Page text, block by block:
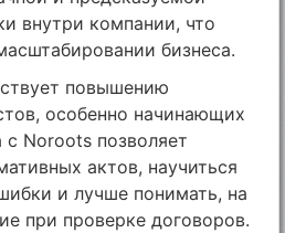
внутри компании, что
бизнеса.
повышению
особенно начинающих
с Noroots позволяет
актов, научиться
и лучше понимать, на
при проверке договоров.